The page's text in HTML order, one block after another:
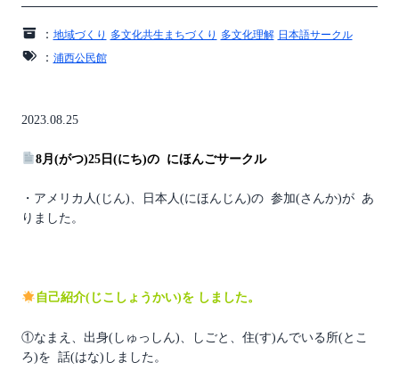
： 地域づくり 多文化共生まちづくり 多文化理解 日本語サークル
： 浦西公民館
2023.08.25
8月(がつ)25日(にち)の にほんごサークル
・アメリカ人(じん)、日本人(にほんじん)の 参加(さんか)が あ
りました。
自己紹介(じこしょうかい)を しました。
①なまえ、出身(しゅっしん)、しごと、住(す)んでいる所(とこ
ろ)を 話(はな)しました。